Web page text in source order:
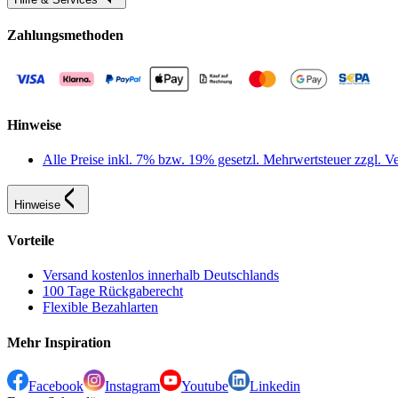
Zahlungsmethoden
Hinweise
Alle Preise inkl. 7% bzw. 19% gesetzl. Mehrwertsteuer zzgl.
Hinweise
Vorteile
Versand kostenlos innerhalb Deutschlands
100 Tage Rückgaberecht
Flexible Bezahlarten
Mehr Inspiration
Facebook Instagram Youtube
Linkedin